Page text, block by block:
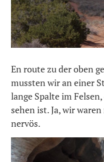
En route zu der oben
mussten wir an einer
lange Spalte im
sehen ist. Ja, wir
nervös.